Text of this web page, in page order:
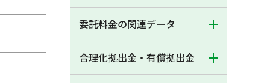
委託料金の関連データ
合理化拠出金・有償拠出金